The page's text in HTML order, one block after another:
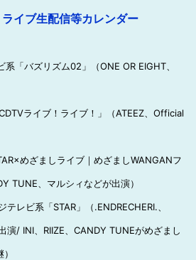
イブ生配信等カレンダー
「バズリズム02」（ONE OR EIGHT、
ライブ！ライブ！」（ATEEZ、Official
めざましライブ｜めざましWANGANフ
TUNE、マルシィなどが出演）
レビ系「STAR」（.ENDRECHERI.、
演/ INI、RIIZE、CANDY TUNEがめざまし